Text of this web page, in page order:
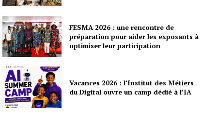
FESMA 2026 : une rencontre de
préparation pour aider les exposants à
optimiser leur participation
Vacances 2026 : l’Institut des Métiers
du Digital ouvre un camp dédié à l’IA